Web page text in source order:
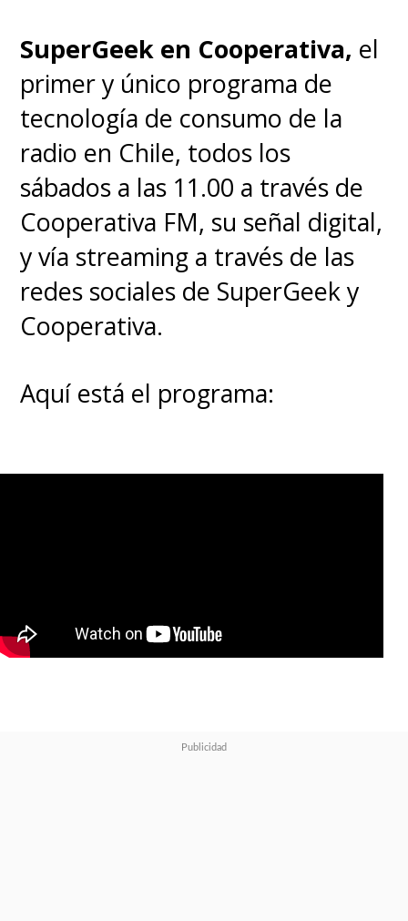
SuperGeek en Cooperativa, el
primer y único programa de
tecnología de consumo de la
radio en Chile, todos los
sábados a las 11.00 a través de
Cooperativa FM, su señal digital,
y vía streaming a través de las
redes sociales de SuperGeek y
Cooperativa.
Aquí está el programa: